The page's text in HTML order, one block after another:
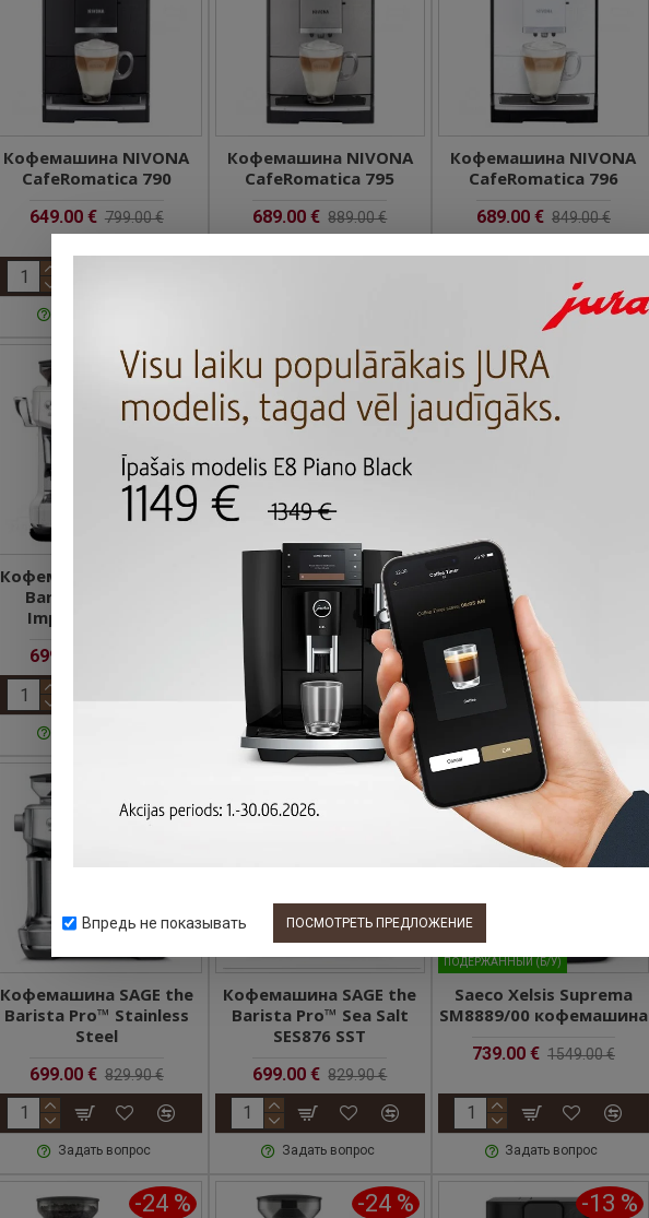
ПОСМОТРЕТЬ ПРЕДЛОЖЕНИЕ
Впредь не показывать
Кофемашина NIVONA
CafeRomatica 790
649.00 € 799.00 €
Кофемашина NIVONA
CafeRomatica 795
689.00 € 889.00 €
Кофемашина NIVONA
CafeRomatica 796
689.00 € 849.00 €
Задать вопрос
-16 %
Кофемашина SAGE the
Barista Express™
Impress Sea Salt
699.00 €
-16 %
Кофемашина SAGE the
Barista Pro™ Black
Stainless
699.00 € 829.90 €
Задать вопрос
Кофемашина SAGE the
Barista Express™
Impress Black Truffle
699.00 € 829.90 €
Задать вопрос
Кофемашина SAGE the
Barista Pro™ Stainless
Steel
699.00 € 829.90 €
Задать вопрос
-16 %
Кофемашина SAGE the
Barista Pro™ Sea Salt
SES876 SST
699.00 € 829.90 €
Задать вопрос
ПОДЕРЖАННЫЙ (Б/У)
-52 %
Saeco Xelsis Suprema
SM8889/00 кофемашина
739.00 € 1549.00 €
Задать вопрос
-24 % -24 % -13 %